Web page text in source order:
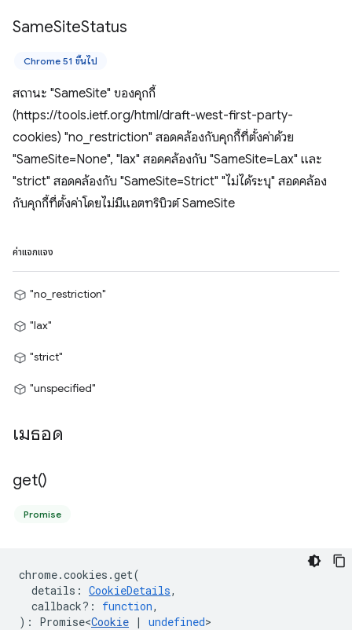
SameSiteStatus
Chrome 51 ขึ้นไป
สถานะ "SameSite" ของคุกกี้
(https://tools.ietf.org/html/draft-west-first-party-
cookies) "no_restriction" สอดคล้องกับคุกกี้ที่ตั้งค่าด้วย
"SameSite=None", "lax" สอดคล้องกับ "SameSite=Lax" และ
"strict" สอดคล้องกับ "SameSite=Strict" "ไม่ได้ระบุ" สอดคล้อง
กับคุกกี้ที่ตั้งค่าโดยไม่มีแอตทริบิวต์ SameSite
ค่าแจกแจง
"no_restriction"
"lax"
"strict"
"unspecified"
เมธอด
get()
Promise
chrome.cookies .get(
details : CookieDetails,
callback? : function,
) : Promise<Cookie | undefined>